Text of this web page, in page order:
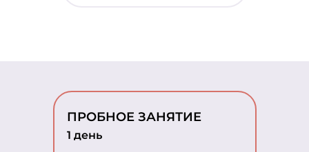
ПРОБНОЕ ЗАНЯТИЕ
1 день